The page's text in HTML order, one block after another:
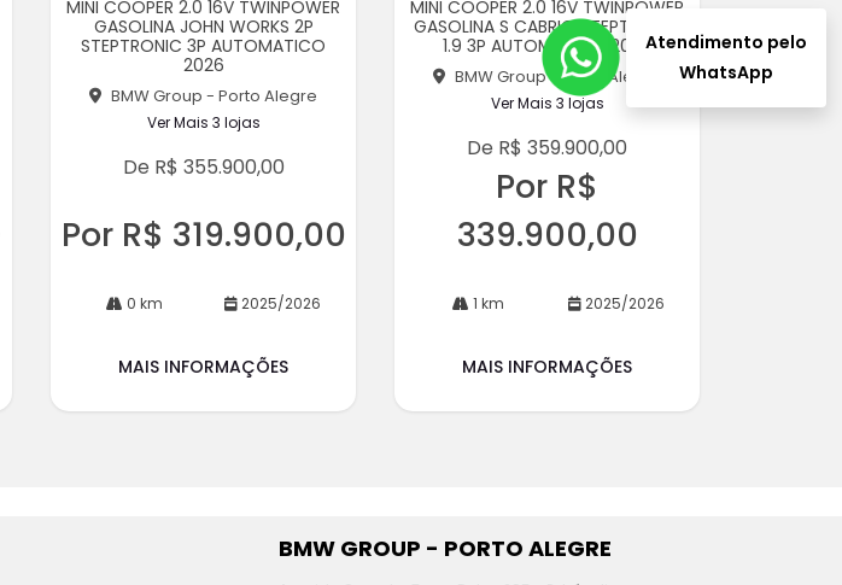
rtil
he
MINI COOPER 2.0 16V TWINPOWER
GASOLINA JOHN WORKS 2P
STEPTRONIC 3P AUTOMATICO
2026
BMW Group - Porto Alegre
Ver Mais 3 lojas
De R$ 355.900,00
Por R$ 319.900,00
0 km 2025/2026
MAIS INFORMAÇÕES
rtil
he
MINI COOPER 2.0 16V TWINPOWER
GASOLINA S CABRIO STEPTRONIC
1.9 3P AUTOMATICO 2026
BMW Group - Porto Alegre
Ver Mais 3 lojas
De R$ 359.900,00
Por R$
339.900,00
1 km 2025/2026
MAIS INFORMAÇÕES
BMW GROUP - PORTO ALEGRE
Atendimento pelo
WhatsApp